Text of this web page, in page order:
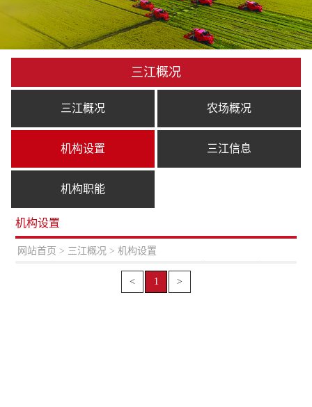
三江概况
三江概况 农场概况
机构设置 三江信息
机构职能
机构设置
网站首页 > 三江概况 > 机构设置
< 1 >